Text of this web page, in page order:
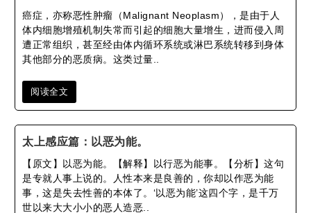
癌症，亦称恶性肿瘤（Malignant Neoplasm），是由于人
体内细胞增殖机制失常而引起的细胞大量增生，进而侵入周
遭正常组织，甚至经由体内循环系统或淋巴系统转移到身体
其他部分的恶质病。这类过量..
阅读全文
太上感应篇​：以恶为能。
【原文】以恶为能。【解释】以行恶为能事。【分析】这句
是专就人事上说的。人性本来是良善的，你却以作恶为能
事，这是失去性善的本体了。‘以恶为能’这四个字，是千万
世以来大大小小的恶人造恶..